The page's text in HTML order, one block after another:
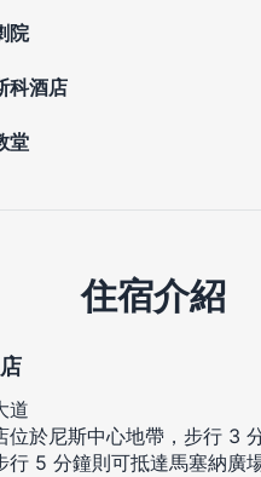
院
科酒店
堂
住宿介紹
道
位於尼斯中心地帶，步行 3
行 5 分鐘則可抵達馬塞納廣